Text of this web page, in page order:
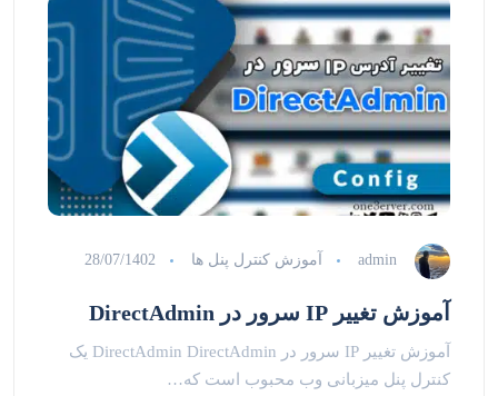
admin آموزش کنترل پنل ها 28/07/1402
آموزش تغییر IP سرور در DirectAdmin
آموزش تغییر IP سرور در DirectAdmin DirectAdmin یک
کنترل پنل میزبانی وب محبوب است که…